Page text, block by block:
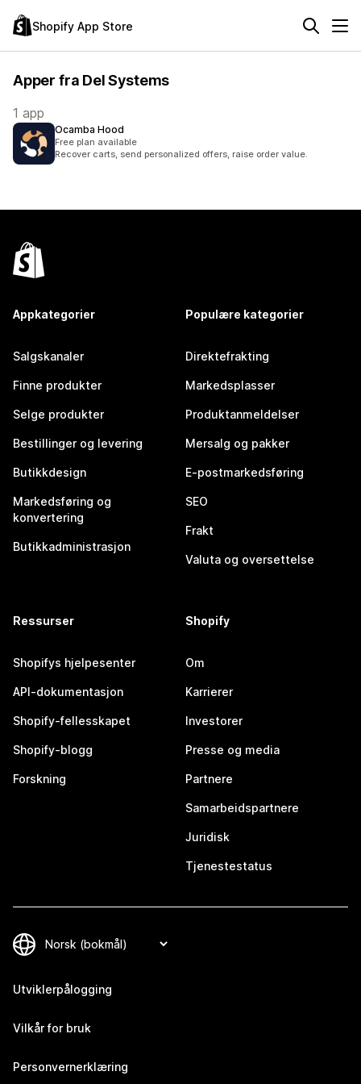
Shopify App Store
Apper fra Del Systems
1 app
Ocamba Hood
Free plan available
Recover carts, send personalized offers, raise order value.
Appkategorier
Salgskanaler
Finne produkter
Selge produkter
Bestillinger og levering
Butikkdesign
Markedsføring og
konvertering
Butikkadministrasjon
Populære kategorier
Direktefrakting
Markedsplasser
Produktanmeldelser
Mersalg og pakker
E-postmarkedsføring
SEO
Frakt
Valuta og oversettelse
Ressurser
Shopifys hjelpesenter
API-dokumentasjon
Shopify-fellesskapet
Shopify-blogg
Forskning
Shopify
Om
Karrierer
Investorer
Presse og media
Partnere
Samarbeidspartnere
Juridisk
Tjenestestatus
Utviklerpålogging
Vilkår for bruk
Personvernerklæring